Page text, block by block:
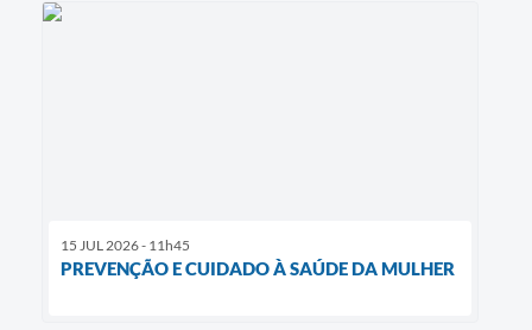
15 JUL 2026 - 11h45
PREVENÇÃO E CUIDADO À SAÚDE DA MULHER